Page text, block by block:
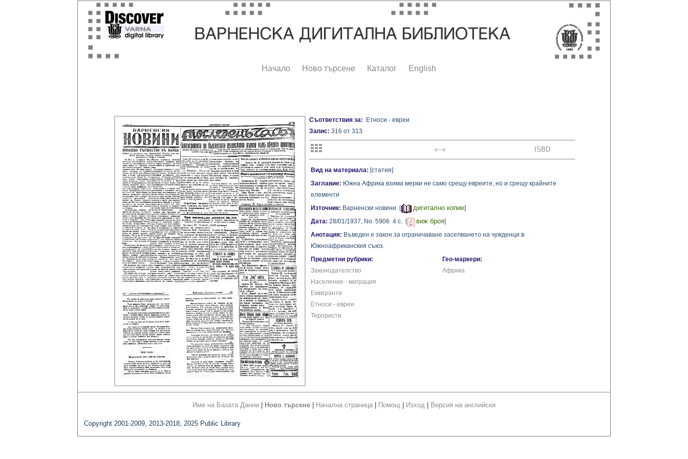
Начало Ново търсене Каталог English
Съответствия за: Етноси - евреи
Запис: 316 от 313
ISBD
Вид на материала: [статия]
Заглавие: Южна Африка взима мерки не само срещу евреите, но и срещу крайните
елементи
Източник: Варненски новини [ дигитално копие]
Дата: 28/01/1937, No. 5906 4 с. [ виж броя]
Анотация: Въведен е закон за ограничаване заселването на чужденци в
Южноафриканския съюз.
Предметни рубрики:
Законодателство
Население - миграция
Емигранти
Етноси - евреи
Терористи
Гео-маркери:
Африка
Име на Базата Данни Ново търсене Начална страница Помощ Изход Версия на английски
Copyright 2001-2009, 2013-2018, 2025 Public Library